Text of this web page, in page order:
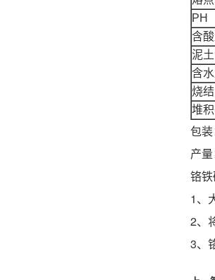
PH
含
泥
含
烧
堆
包
产
铬
1、
2、
3、